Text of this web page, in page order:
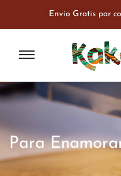
Envío Gratis por
Para